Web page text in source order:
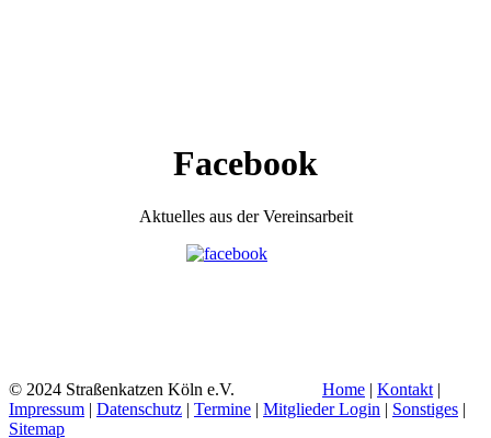
Facebook
Aktuelles aus der Vereinsarbeit
© 2024 Straßenkatzen Köln e.V. Home Kontakt|
Impressum
Datenschutz Termine Mitglieder Login Sonstiges
Sitemap